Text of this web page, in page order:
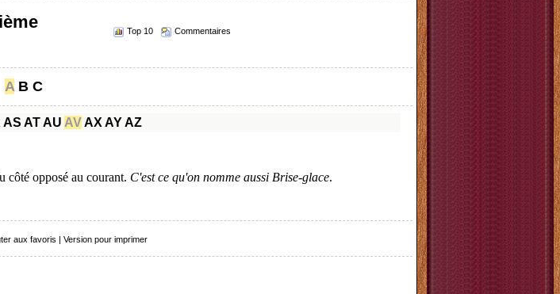
Top 10 Commentaires
A B C
AS ATAU AVAX AYAZ
côté opposé au courant. C'est ce qu'on nomme aussi Brise-glace.
aux favoris | Version pour imprimer